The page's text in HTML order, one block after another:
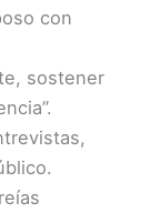
con
sostener